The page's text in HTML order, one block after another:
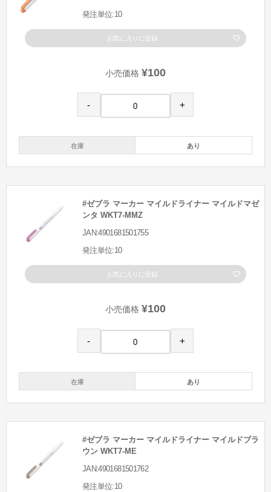
発注単位:10
お気に入りに登録
小売価格 ¥100
- +
在庫 あり
#ゼブラ マーカー マイルドライナー マイルドマゼ
ンタ WKT7-MMZ
JAN:4901681501755
発注単位:10
お気に入りに登録
小売価格 ¥100
- +
在庫 あり
#ゼブラ マーカー マイルドライナー マイルドブラ
ウン WKT7-ME
JAN:4901681501762
発注単位:10